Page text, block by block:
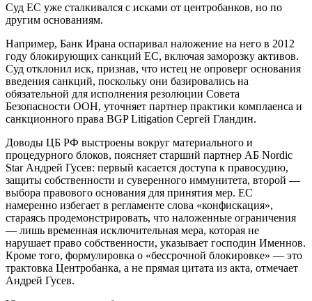
Суд ЕС уже сталкивался с исками от центробанков, но по
другим основаниям.
Например, Банк Ирана оспаривал наложение на него в 2012
году блокирующих санкций ЕС, включая заморозку активов.
Суд отклонил иск, признав, что истец не опроверг основания
введения санкций, поскольку они базировались на
обязательной для исполнения резолюции Совета
Безопасности ООН, уточняет партнер практики комплаенса и
санкционного права BGP Litigation Сергей Гландин.
Доводы ЦБ РФ выстроены вокруг материального и
процедурного блоков, поясняет старший партнер АБ Nordic
Star Андрей Гусев: первый касается доступа к правосудию,
защиты собственности и суверенного иммунитета, второй —
выбора правового основания для принятия мер. ЕС
намеренно избегает в регламенте слова «конфискация»,
стараясь продемонстрировать, что наложенные ограничения
— лишь временная исключительная мера, которая не
нарушает право собственности, указывает господин Именнов.
Кроме того, формулировка о «бессрочной блокировке» — это
трактовка Центробанка, а не прямая цитата из акта, отмечает
Андрей Гусев.